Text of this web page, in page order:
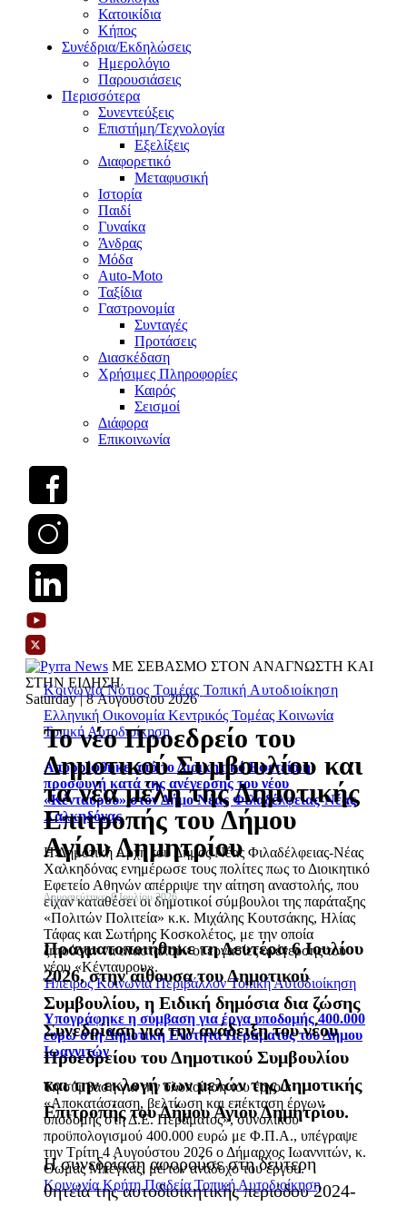
Κατοικίδια
Κήπος
Συνέδρια/Εκδηλώσεις
Ημερολόγιο
Παρουσιάσεις
Περισσότερα
Συνεντεύξεις
Επιστήμη/Τεχνολογία
Εξελίξεις
Διαφορετικό
Μεταφυσική
Ιστορία
Παιδί
Γυναίκα
Άνδρας
Μόδα
Auto-Moto
Ταξίδια
Γαστρονομία
Συνταγές
Προτάσεις
Διασκέδαση
Χρήσιμες Πληροφορίες
Καιρός
Σεισμοί
Διάφορα
Επικοινωνία
ΜΕ ΣΕΒΑΣΜΟ ΣΤΟΝ ΑΝΑΓΝΩΣΤΗ ΚΑΙ
ΣΤΗΝ ΕΙΔΗΣΗ
Saturday | 8 Αυγούστου 2026
Ελληνική Οικονομία Κεντρικός Τομέας Κοινωνία
Τοπική Αυτοδιοίκηση
Απορρίφθηκε από το Διοικητικό Εφετείο η
προσφυγή κατά της ανέγερσης του νέου
«Κένταυρου» στον Δήμο Νέας Φιλαδέλφειας-Νέας
Χαλκηδόνας
Η Δημοτική Αρχή του Δήμος Νέας Φιλαδέλφειας-Νέας
Χαλκηδόνας ενημέρωσε τους πολίτες πως το Διοικητικό
Εφετείο Αθηνών απέρριψε την αίτηση αναστολής, που
είχαν καταθέσει οι δημοτικοί σύμβουλοι της παράταξης
«Πολιτών Πολιτεία» κ.κ. Μιχάλης Κουτσάκης, Ηλίας
Τάφας και Σωτήρης Κοσκολέτος, με την οποία
ζητούσαν να ανασταλούν οι εργασίες ανέγερσης του
νέου «Κένταυρου».
ΉπειροςΚοινωνίαΠεριβάλλονΤοπική Αυτοδιοίκηση
Υπογράφηκε η σύμβαση για έργα υποδομής 400.000
ευρώ στη Δημοτική Ενότητα Περάματος του Δήμου
Ιωαννιτών
Τη σύμβαση για την υλοποίηση του έργου:
«Αποκατάσταση, βελτίωση και επέκταση έργων
υποδομής στη Δ.Ε. Περάματος», συνολικού
προϋπολογισμού 400.000 ευρώ με Φ.Π.Α., υπέγραψε
την Τρίτη 4 Αυγούστου 2026 ο Δήμαρχος Ιωαννιτών, κ.
Θωμάς Μπέγκας, με τον ανάδοχο του έργου.
Κοινωνία Κρήτη Παιδεία Τοπική Αυτοδιοίκηση
ΚοινωνίαΝότιος Τομέας Τοπική Αυτοδιοίκηση
Το νέο Προεδρείο του
Δημοτικού Συμβουλίου και
τα νέα μέλη της Δημοτικής
Επιτροπής του Δήμου
Αγίου Δημητρίου
Δημοσιεύτηκε: 8 Ιουλίου 2026
Πραγματοποιήθηκε τη Δευτέρα 6 Ιουλίου
2026, στην αίθουσα του Δημοτικού
Συμβουλίου, η Ειδική δημόσια δια ζώσης
Συνεδρίαση για την ανάδειξη του νέου
Προεδρείου του Δημοτικού Συμβουλίου
και την εκλογή των μελών της Δημοτικής
Επιτροπής του Δήμου Αγίου Δημητρίου.
Η συνεδρίαση αφορούσε στη δεύτερη
θητεία της αυτοδιοικητικής περιόδου 2024-